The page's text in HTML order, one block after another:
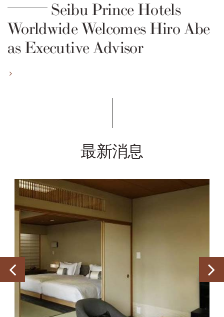
Seibu Prince Hotels
Worldwide Welcomes Hiro Abe
as Executive Advisor
最新消息